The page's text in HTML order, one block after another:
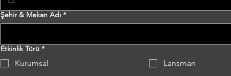
Şehir & Mekan Adı *
Etkinlik Türü *
Kurumsal Lansman